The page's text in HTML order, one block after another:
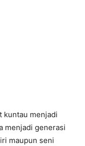
kuntau menjadi
menjadi generasi
maupun seni